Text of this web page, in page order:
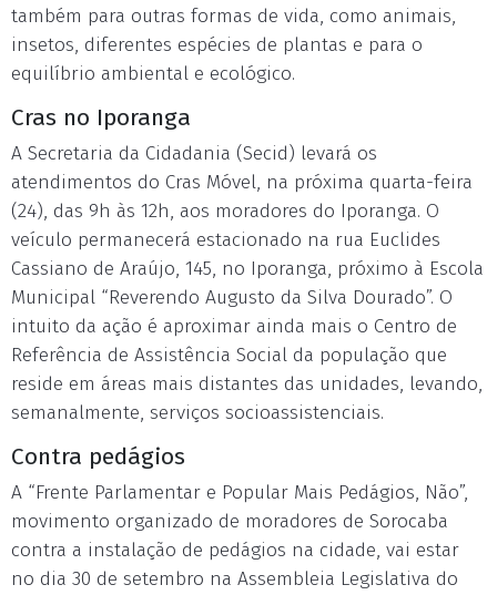
também para outras formas de vida, como animais,
insetos, diferentes espécies de plantas e para o
equilíbrio ambiental e ecológico.
Cras no Iporanga
A Secretaria da Cidadania (Secid) levará os
atendimentos do Cras Móvel, na próxima quarta-feira
(24), das 9h às 12h, aos moradores do Iporanga. O
veículo permanecerá estacionado na rua Euclides
Cassiano de Araújo, 145, no Iporanga, próximo à Escola
Municipal “Reverendo Augusto da Silva Dourado”. O
intuito da ação é aproximar ainda mais o Centro de
Referência de Assistência Social da população que
reside em áreas mais distantes das unidades, levando,
semanalmente, serviços socioassistenciais.
Contra pedágios
A “Frente Parlamentar e Popular Mais Pedágios, Não”,
movimento organizado de moradores de Sorocaba
contra a instalação de pedágios na cidade, vai estar
no dia 30 de setembro na Assembleia Legislativa do